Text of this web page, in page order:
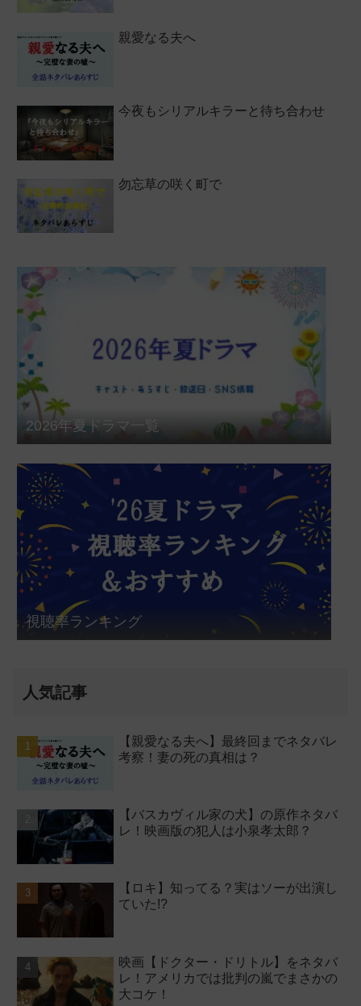
親愛なる夫へ
今夜もシリアルキラーと待ち合わせ
勿忘草の咲く町で
2026年夏ドラマ一覧
視聴率ランキング
人気記事
【親愛なる夫へ】最終回までネタバレ
考察！妻の死の真相は？
【バスカヴィル家の犬】の原作ネタバ
レ！映画版の犯人は小泉孝太郎？
【ロキ】知ってる？実はソーが出演し
ていた!?
映画【ドクター・ドリトル】をネタバ
レ！アメリカでは批判の嵐でまさかの
大コケ！